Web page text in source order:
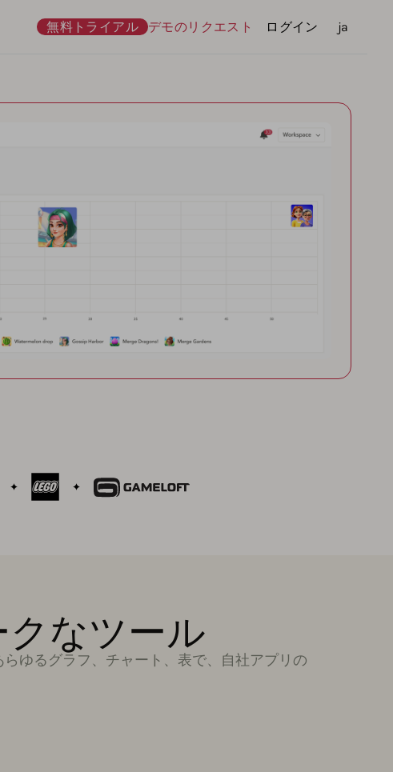
無料トライアル デモのリクエスト ログイン 言語
ja
なツール
ゆるグラフ、チャート、表で、自社アプリの